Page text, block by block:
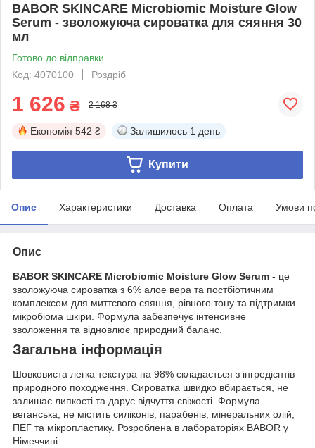
BABOR SKINCARE Microbiomic Moisture Glow
Serum - зволожуюча сироватка для сяяння 30
мл
Готово до відправки
Код: 4070100
Роздріб
1 626 ₴ 2 168 ₴
Економія 542 ₴ Залишилось 1 день
Купити
Опис Характеристики Доставка Оплата Умови
Опис
BABOR SKINCARE Microbiomic Moisture Glow Serum - це
зволожуюча сироватка з 6% алое вера та постбіотичним
комплексом для миттєвого сяяння, рівного тону та підтримки
мікробіома шкіри. Формула забезпечує інтенсивне
зволоження та відновлює природний баланс.
Загальна інформація
Шовковиста легка текстура на 98% складається з інгредієнтів
природного походження. Сироватка швидко вбирається, не
залишає липкості та дарує відчуття свіжості. Формула
веганська, не містить силіконів, парабенів, мінеральних олій,
ПЕГ та мікропластику. Розроблена в лабораторіях BABOR у
Німеччині.